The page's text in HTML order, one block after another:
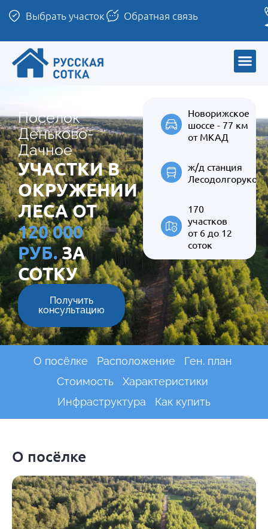
Выбрать участок Обратная связь
Поселок
Деньково-
Дачное
УЧАСТКИ В
ОКРУЖЕНИИ
ЛЕСА ОТ
120 000
РУБ.ЗА
СОТКУ
Получить
консультацию
Новорижское
шоссе - 77 км
от МКАД
ж/д станция
Лесодолгоруково
170
участков
от 6 до 12
соток
О посёлке Расположение
Ген. план
Стоимость
Характеристики
Инфраструктура
Как купить
О посёлке